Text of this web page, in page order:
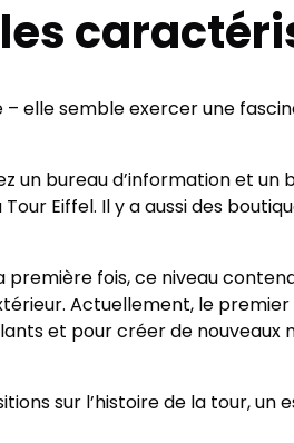
elle semble exercer une
un bureau d’information et
Eiffel. Il y a aussi des
fois, ce niveau
Actuellement, le
et pour créer de nouveaux
sur l’histoire de la tour, un